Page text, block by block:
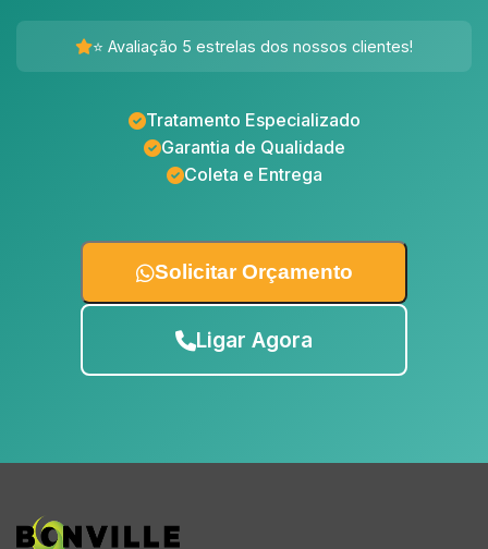
⭐ Avaliação 5 estrelas dos nossos clientes!
Tratamento Especializado
Garantia de Qualidade
Coleta e Entrega
Solicitar Orçamento
Ligar Agora